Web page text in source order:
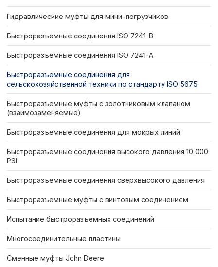
Гидравлические муфты для мини-погрузчиков
Быстроразъемные соединения ISO 7241-B
Быстроразъемные соединения ISO 7241-A
Быстроразъемные соединения для
сельскохозяйственной техники по стандарту ISO 5675
Быстроразъемные муфты с золотниковым клапаном
(взаимозаменяемые)
Быстроразъемные соединения для мокрых линий
Быстроразъемные соединения высокого давления 10 000
PSI
Быстроразъемные соединения сверхвысокого давления
Быстроразъемные муфты с винтовым соединением
Испытание быстроразъемных соединений
Многосоединительные пластины
Сменные муфты John Deere